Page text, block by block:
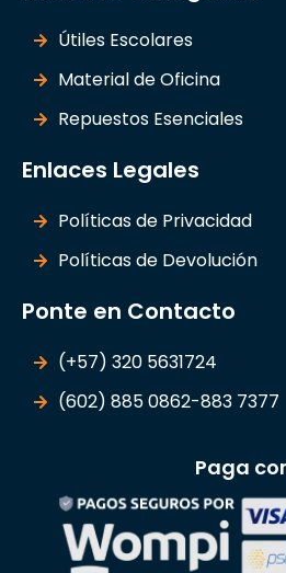
Útiles Escolares
Material de Oficina
Repuestos Esenciales
Enlaces Legales
Políticas de Privacidad
Políticas de Devolución
Ponte en Contacto
(+57) 320 5631724
(602) 885 0862-883 7377
Paga